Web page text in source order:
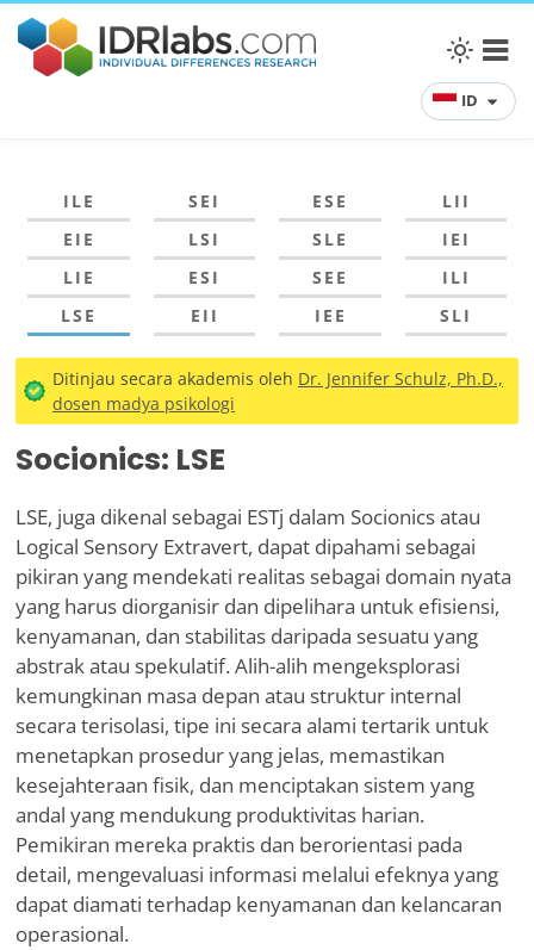
ID
ILE SEI ESE
LII
EIE
LSI SLE
IEI
LIE
ESI SEE
ILI
LSE
EII IEE SLI
Ditinjau secara akademis oleh Dr. Jennifer Schulz, Ph.D.,
dosen madya psikologi
Socionics: LSE
LSE, juga dikenal sebagai ESTj dalam Socionics atau
Logical Sensory Extravert, dapat dipahami sebagai
pikiran yang mendekati realitas sebagai domain nyata
yang harus diorganisir dan dipelihara untuk efisiensi,
kenyamanan, dan stabilitas daripada sesuatu yang
abstrak atau spekulatif. Alih-alih mengeksplorasi
kemungkinan masa depan atau struktur internal
secara terisolasi, tipe ini secara alami tertarik untuk
menetapkan prosedur yang jelas, memastikan
kesejahteraan fisik, dan menciptakan sistem yang
andal yang mendukung produktivitas harian.
Pemikiran mereka praktis dan berorientasi pada
detail, mengevaluasi informasi melalui efeknya yang
dapat diamati terhadap kenyamanan dan kelancaran
operasional.